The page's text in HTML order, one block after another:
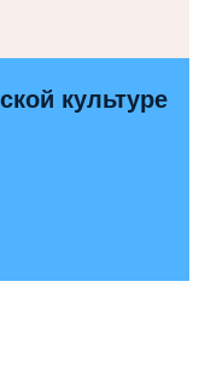
культуре